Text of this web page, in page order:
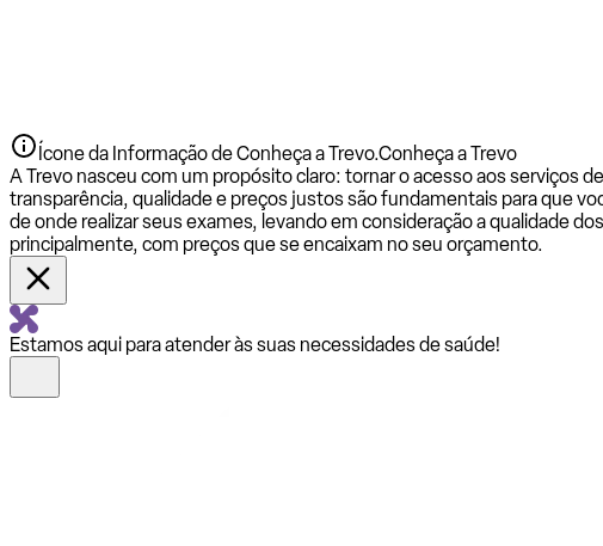
Ícone da Informação de Conheça a Trevo.Conheça a Trevo
A Trevo nasceu com um propósito claro: tornar o acesso aos serviços
transparência, qualidade e preços justos são fundamentais para que
de onde realizar seus exames, levando em consideração a qualidade
principalmente, com preços que se encaixam no seu orçamento.
Estamos aqui para atender às suas necessidades de saúde!